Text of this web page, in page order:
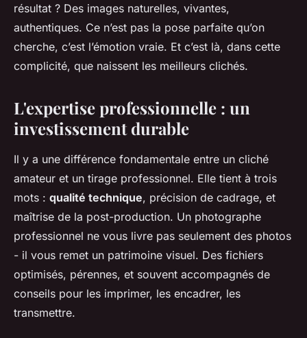
résultat ? Des images naturelles, vivantes,
authentiques. Ce n’est pas la pose parfaite qu’on
cherche, c’est l’émotion vraie. Et c’est là, dans cette
complicité, que naissent les meilleurs clichés.
L'expertise professionnelle : un
investissement durable
Il y a une différence fondamentale entre un cliché
amateur et un tirage professionnel. Elle tient à trois
mots : qualité technique, précision de cadrage, et
maîtrise de la post-production. Un photographe
professionnel ne vous livre pas seulement des photos
- il vous remet un patrimoine visuel. Des fichiers
optimisés, pérennes, et souvent accompagnés de
conseils pour les imprimer, les encadrer, les
transmettre.